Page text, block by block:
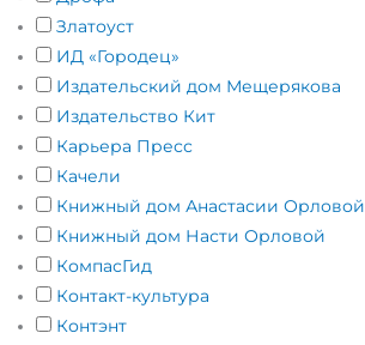
Златоуст
ИД «Городец»
Издательский дом Мещерякова
Издательство Кит
Карьера Пресс
Качели
Книжный дом Анастасии Орловой
Книжный дом Насти Орловой
КомпасГид
Контакт-культура
Контэнт